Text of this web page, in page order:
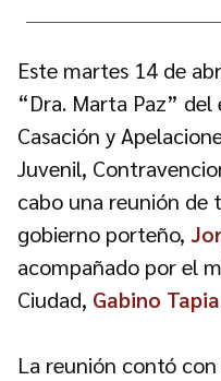
Este martes 14 de
“Dra. Marta Paz”
Casación y
Juvenil,
cabo una reunión de
gobierno porteño,
acompañado por el
Ciudad, Gabino Tapia
La reunión contó